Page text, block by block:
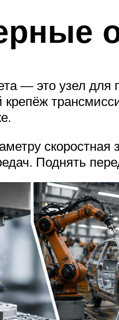
— это узел для
крепёж
скоростная
Поднять